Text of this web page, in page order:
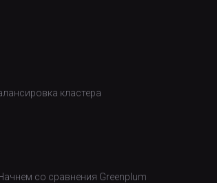
кластера
со сравнения Greenplum